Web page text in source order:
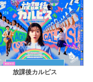
放課後カルピス